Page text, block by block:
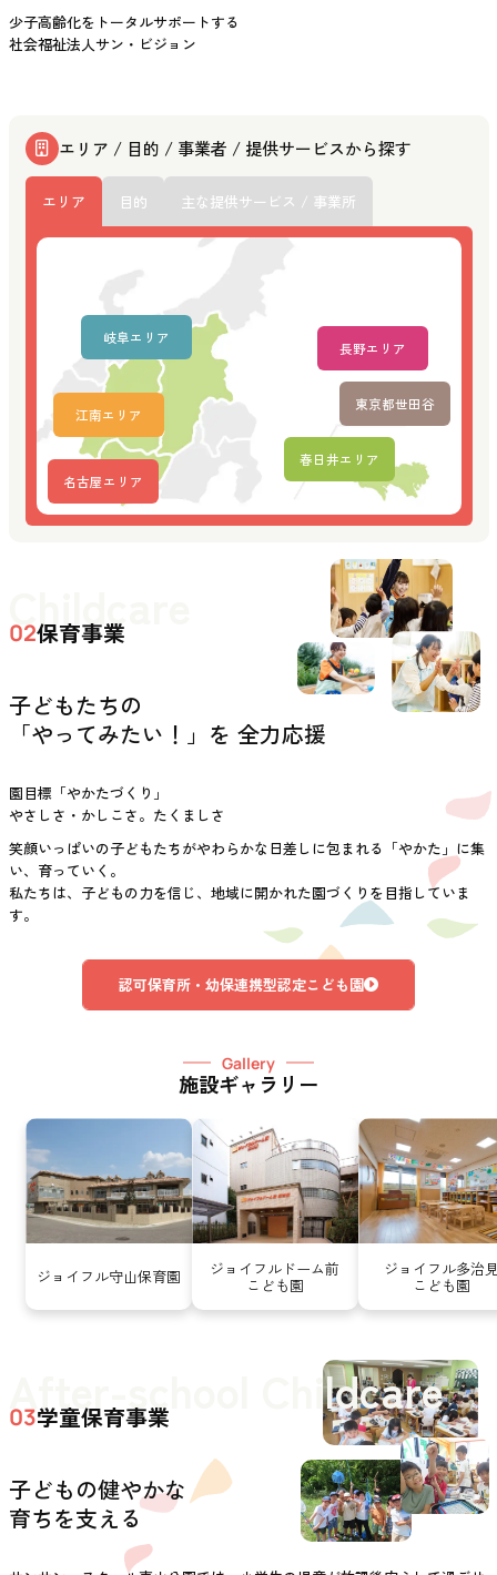
少子高齢化をトータルサポートする
社会福祉法人サン・ビジョン
エリア / 目的 / 事業者 / 提供サービスから探す
エリア 目的 主な提供サービス / 事業所
名古屋エリア
江南エリア
春日井エリア
岐阜エリア
長野エリア
東京都世田谷
Childcare
02保育事業
子どもたちの
「やってみたい！」を 全力応援
園目標「やかたづくり」
やさしさ・かしこさ。たくましさ
笑顔いっぱいの子どもたちがやわらかな日差しに包まれる「やかた」に集
い、育っていく。
私たちは、子どもの力を信じ、地域に開かれた園づくりを目指していま
す。
認可保育所・幼保連携型認定こども園
Gallery
施設ギャラリー
ジョイフル守山保育園 ジョイフルドーム前
こども園
ジョイフル多治
こども園
After-school Childcare
03学童保育事業
子どもの健やかな
育ちを支える